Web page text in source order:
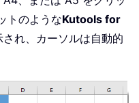
トのようなKutools for
れ、カーソルは自動的